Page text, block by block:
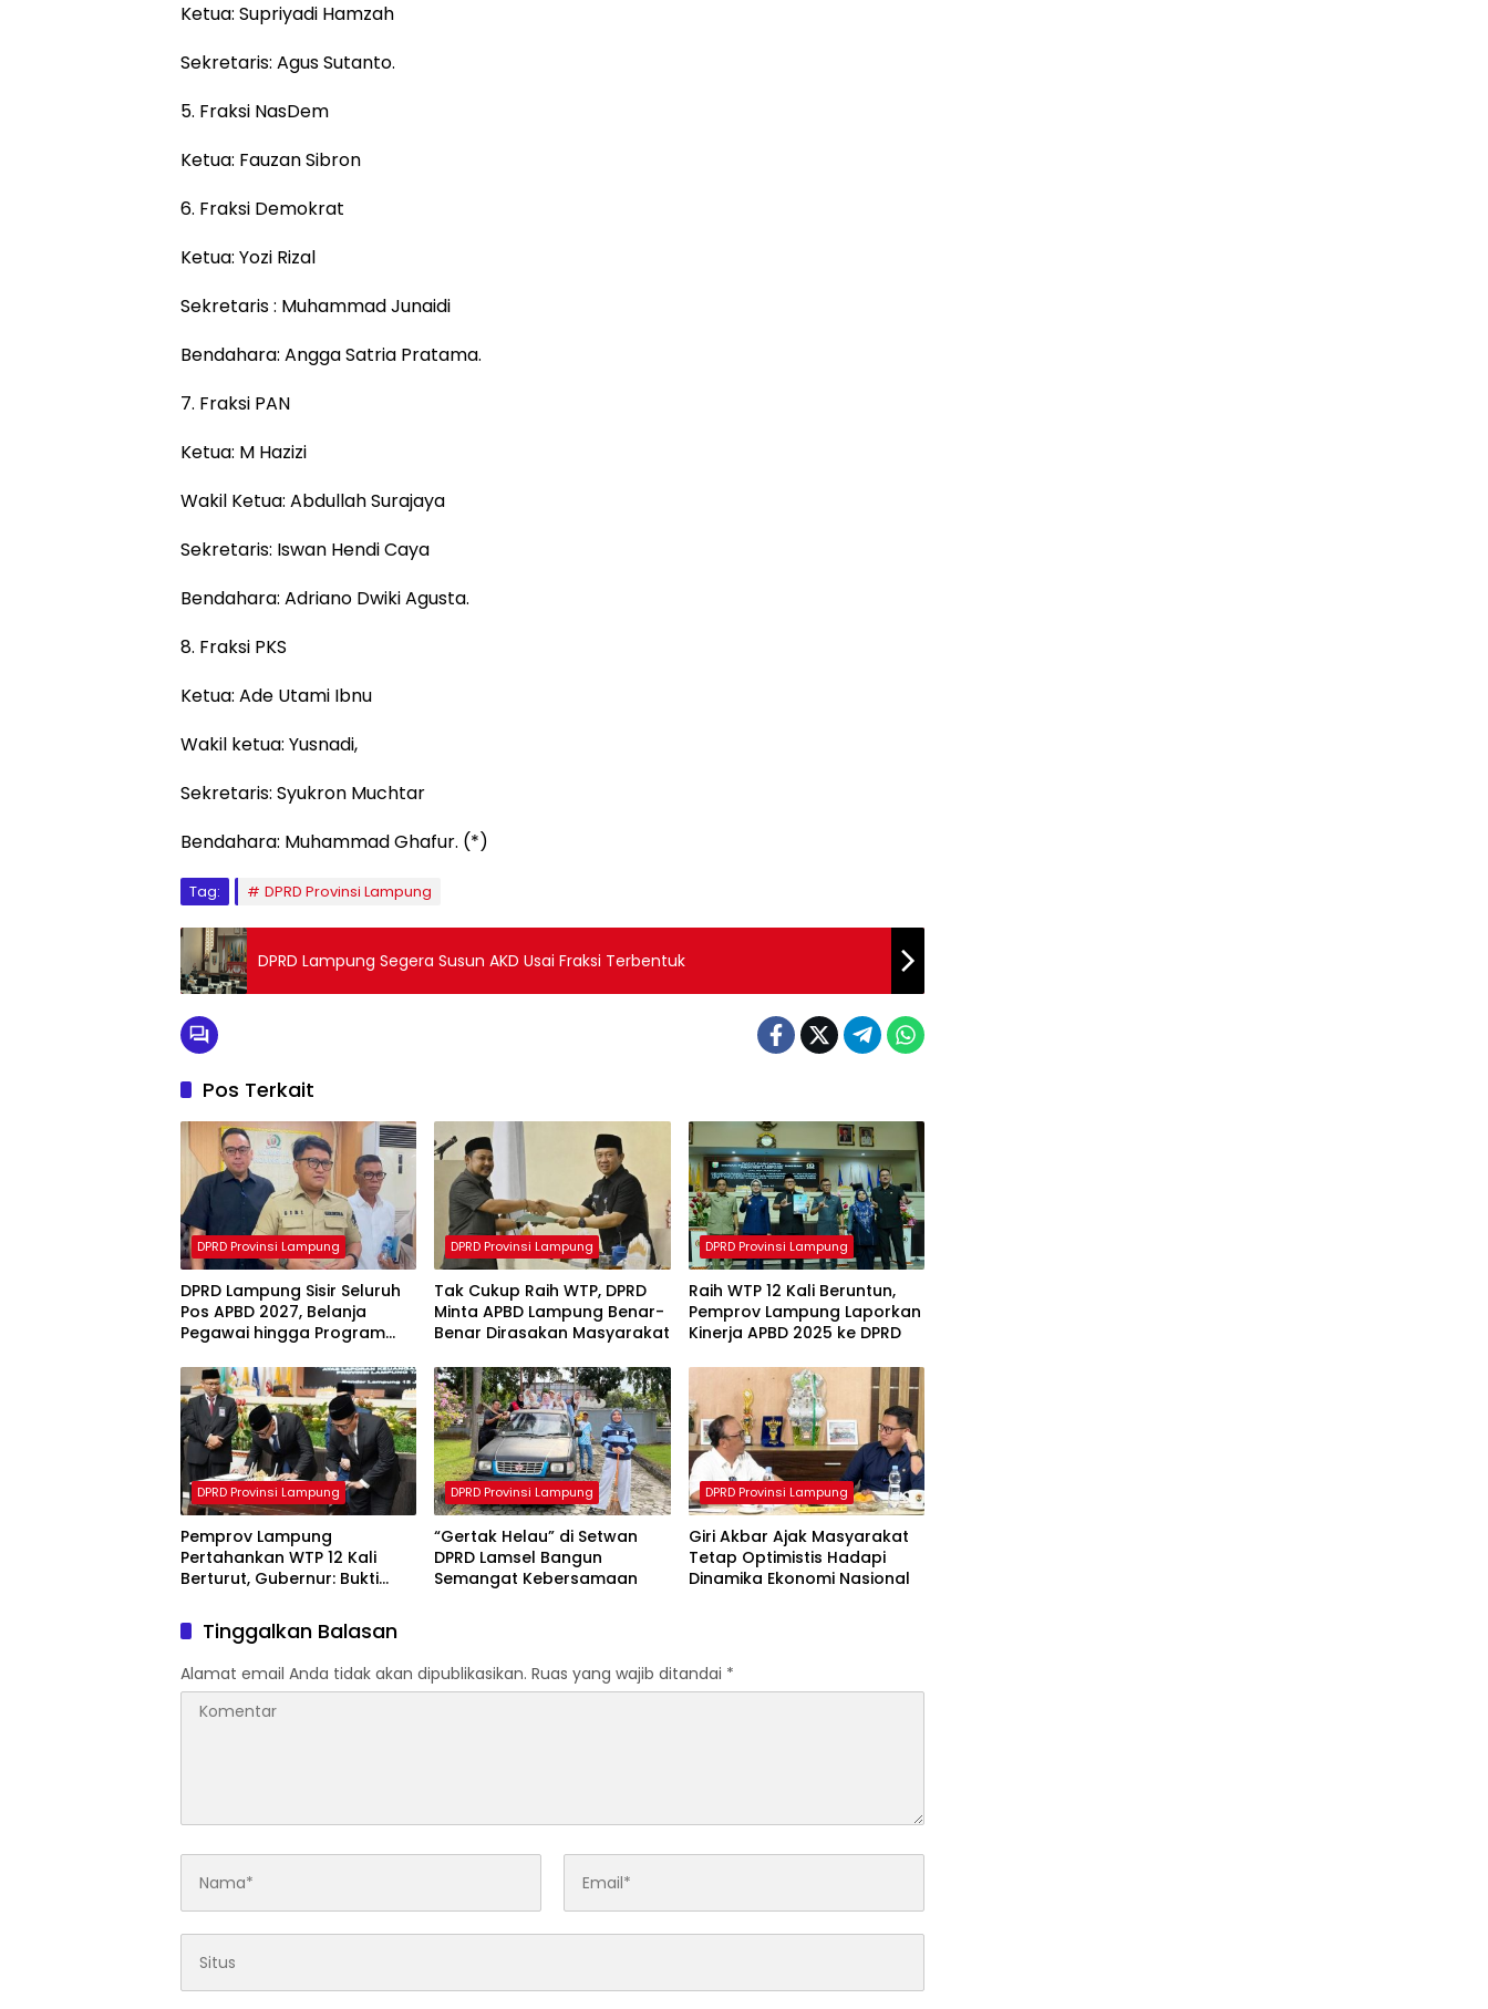
Ketua: Supriyadi Hamzah
Sekretaris: Agus Sutanto.
5. Fraksi NasDem
Ketua: Fauzan Sibron
6. Fraksi Demokrat
Ketua: Yozi Rizal
Sekretaris : Muhammad Junaidi
Bendahara: Angga Satria Pratama.
7. Fraksi PAN
Ketua: M Hazizi
Wakil Ketua: Abdullah Surajaya
Sekretaris: Iswan Hendi Caya
Bendahara: Adriano Dwiki Agusta.
8. Fraksi PKS
Ketua: Ade Utami Ibnu
Wakil ketua: Yusnadi,
Sekretaris: Syukron Muchtar
Bendahara: Muhammad Ghafur. (*)
Tag: DPRD Provinsi Lampung
DPRD Lampung Segera Susun AKD Usai Fraksi Terbentuk
Pos Terkait
DPRD Provinsi Lampung
DPRD Lampung Sisir Seluruh
Pos APBD 2027, Belanja
Pegawai hingga Program
Evaluasi
DPRD Provinsi Lampung
Tak Cukup Raih WTP, DPRD
Minta APBD Lampung Benar-
Benar Dirasakan Masyarakat
DPRD Provinsi Lampung
Raih WTP 12 Kali Beruntun,
Pemprov Lampung Laporkan
Kinerja APBD 2025 ke DPRD
DPRD Provinsi Lampung
Pemprov Lampung
Pertahankan WTP 12 Kali
Berturut, Gubernur: Bukti
Keuangan Akuntabel
DPRD Provinsi Lampung
“Gertak Helau” di Setwan
DPRD Lamsel Bangun
Semangat Kebersamaan
DPRD Provinsi Lampung
Giri Akbar Ajak Masyarakat
Tetap Optimistis Hadapi
Dinamika Ekonomi Nasional
Tinggalkan Balasan
Alamat email Anda tidak akan dipublikasikan. Ruas yang wajib ditandai *